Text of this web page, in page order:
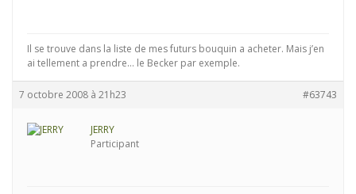
Il se trouve dans la liste de mes futurs bouquin a acheter. Mais j’en
ai tellement a prendre… le Becker par exemple.
7 octobre 2008 à 21h23 #63743
JERRY
Participant